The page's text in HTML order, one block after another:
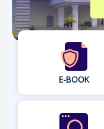
E-BOOK